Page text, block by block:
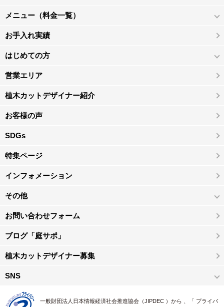
メニュー（料金一覧）
お手入れ実績
はじめての方
営業エリア
植木カットデザイナー紹介
お客様の声
SDGs
特集ページ
インフォメーション
その他
お問い合わせフォーム
ブログ「庭サポ」
植木カットデザイナー募集
SNS
一般財団法人日本情報経済社会推進協会（JIPDEC ）から 、「 プライバ